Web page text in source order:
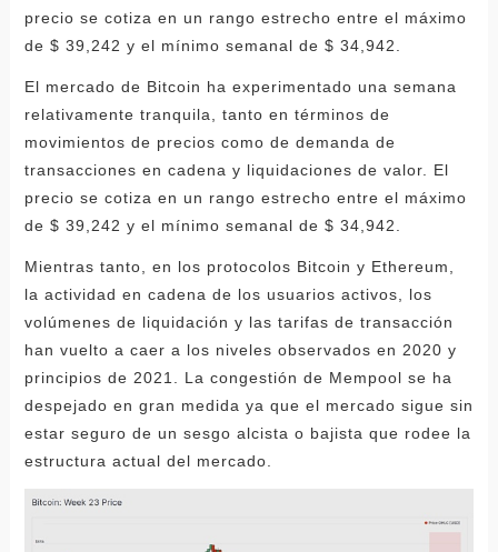
precio se cotiza en un rango estrecho entre el máximo
de $ 39,242 y el mínimo semanal de $ 34,942.
El mercado de Bitcoin ha experimentado una semana
relativamente tranquila, tanto en términos de
movimientos de precios como de demanda de
transacciones en cadena y liquidaciones de valor. El
precio se cotiza en un rango estrecho entre el máximo
de $ 39,242 y el mínimo semanal de $ 34,942.
Mientras tanto, en los protocolos Bitcoin y Ethereum,
la actividad en cadena de los usuarios activos, los
volúmenes de liquidación y las tarifas de transacción
han vuelto a caer a los niveles observados en 2020 y
principios de 2021. La congestión de Mempool se ha
despejado en gran medida ya que el mercado sigue sin
estar seguro de un sesgo alcista o bajista que rodee la
estructura actual del mercado.